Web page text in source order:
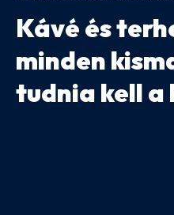
Kávé és
minden
tudnia kell